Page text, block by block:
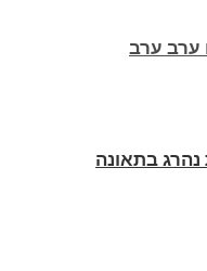
ערב ערב
נהרג בתאונה